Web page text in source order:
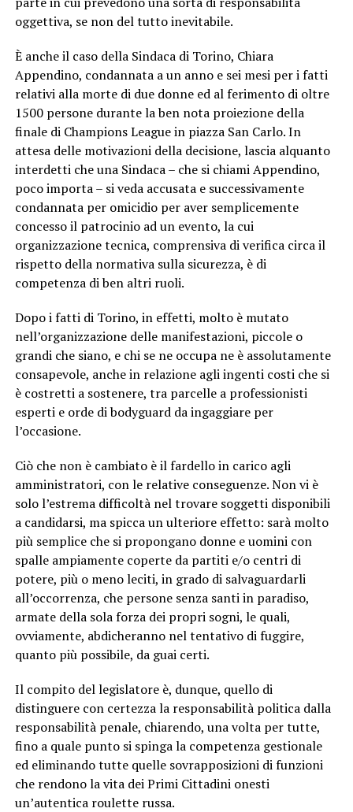
oggettiva, se non del tutto inevitabile.
È anche il caso della Sindaca di Torino, Chiara
Appendino, condannata a un anno e sei mesi per i fatti
relativi alla morte di due donne ed al ferimento di oltre
1500 persone durante la ben nota proiezione della
finale di Champions League in piazza San Carlo. In
attesa delle motivazioni della decisione, lascia alquanto
interdetti che una Sindaca – che si chiami Appendino,
poco importa – si veda accusata e successivamente
condannata per omicidio per aver semplicemente
concesso il patrocinio ad un evento, la cui
organizzazione tecnica, comprensiva di verifica circa il
rispetto della normativa sulla sicurezza, è di
competenza di ben altri ruoli.
Dopo i fatti di Torino, in effetti, molto è mutato
nell’organizzazione delle manifestazioni, piccole o
grandi che siano, e chi se ne occupa ne è assolutamente
consapevole, anche in relazione agli ingenti costi che si
è costretti a sostenere, tra parcelle a professionisti
esperti e orde di bodyguard da ingaggiare per
l’occasione.
Ciò che non è cambiato è il fardello in carico agli
amministratori, con le relative conseguenze. Non vi è
solo l’estrema difficoltà nel trovare soggetti disponibili
a candidarsi, ma spicca un ulteriore effetto: sarà molto
più semplice che si propongano donne e uomini con
spalle ampiamente coperte da partiti e/o centri di
potere, più o meno leciti, in grado di salvaguardarli
all’occorrenza, che persone senza santi in paradiso,
armate della sola forza dei propri sogni, le quali,
ovviamente, abdicheranno nel tentativo di fuggire,
quanto più possibile, da guai certi.
Il compito del legislatore è, dunque, quello di
distinguere con certezza la responsabilità politica dalla
responsabilità penale, chiarendo, una volta per tutte,
fino a quale punto si spinga la competenza gestionale
ed eliminando tutte quelle sovrapposizioni di funzioni
che rendono la vita dei Primi Cittadini onesti
un’autentica roulette russa.